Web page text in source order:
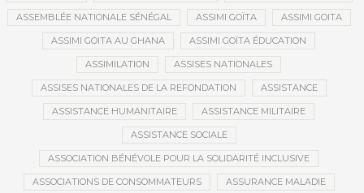
ASSEMBLÉE NATIONALE SÉNÉGAL ASSIMI GOÏTA ASSIMI GOITA
ASSIMI GOITA AU GHANA ASSIMI GOÏTA ÉDUCATION
ASSIMILATION ASSISES NATIONALES
ASSISES NATIONALES DE LA REFONDATION ASSISTANCE
ASSISTANCE HUMANITAIRE ASSISTANCE MILITAIRE
ASSISTANCE SOCIALE
ASSOCIATION BÉNÉVOLE POUR LA SOLIDARITÉ INCLUSIVE
ASSOCIATIONS DE CONSOMMATEURS ASSURANCE MALADIE